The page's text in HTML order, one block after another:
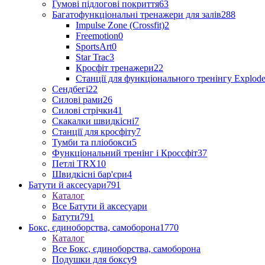
Гумові підлогові покриття63
Багатофункціональні тренажери для залів288
Impulse Zone (Crossfit)2
Freemotion0
SportsArt0
Star Trac3
Кросфіт тренажери22
Станції для функціонального тренінгу Explode
Сендбегі22
Силові рами26
Силові стрічки41
Скакалки швидкісні7
Станції для кросфіту7
Тумби та пліобокси5
Функціональний тренінг і Кроссфіт37
Петлі TRX10
Швидкісні бар'єри4
Батути й аксесуари791
Каталог
Все Батути й аксесуари
Батути791
Бокс, єдиноборства, самоборона1770
Каталог
Все Бокс, єдиноборства, самоборона
Подушки для боксу9